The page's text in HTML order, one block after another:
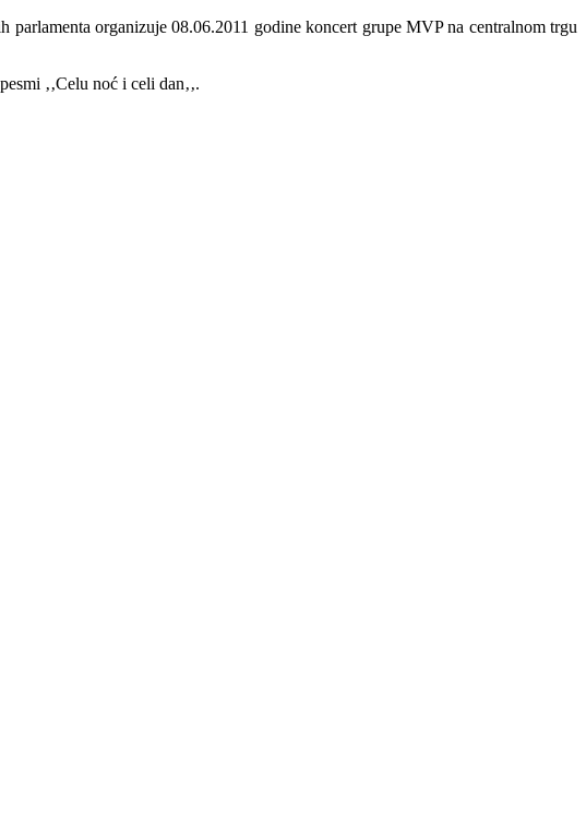
organizuje 08.06.2011 godine koncert grupe MVP na centralnom trgu
‚‚Celu noć i celi dan‚‚.